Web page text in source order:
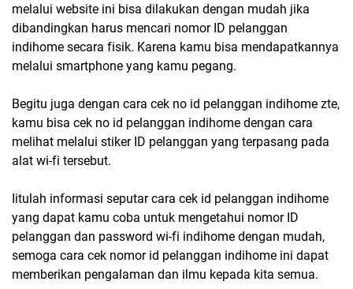
melalui website ini bisa dilakukan dengan mudah jika
dibandingkan harus mencari nomor ID pelanggan
indihome secara fisik. Karena kamu bisa mendapatkannya
melalui smartphone yang kamu pegang.
Begitu juga dengan cara cek no id pelanggan indihome zte,
kamu bisa cek no id pelanggan indihome dengan cara
melihat melalui stiker ID pelanggan yang terpasang pada
alat wi-fi tersebut.
Iitulah informasi seputar cara cek id pelanggan indihome
yang dapat kamu coba untuk mengetahui nomor ID
pelanggan dan password wi-fi indihome dengan mudah,
semoga cara cek nomor id pelanggan indihome ini dapat
memberikan pengalaman dan ilmu kepada kita semua.